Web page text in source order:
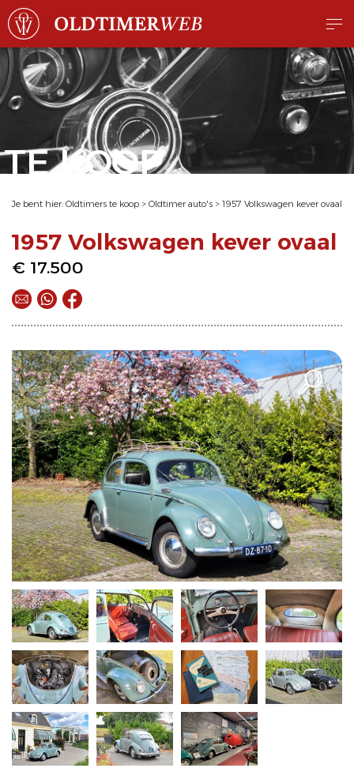
TE KOOP
Je bent hier: Oldtimers te koop > Oldtimer auto's > 1957 Volkswagen kever ovaal
1957 Volkswagen kever ovaal
€ 17.500